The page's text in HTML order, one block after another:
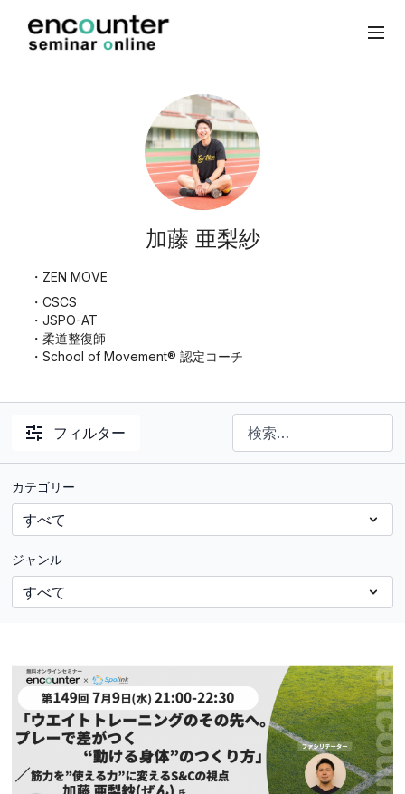
加藤 亜梨紗
・ZEN MOVE
・CSCS
・JSPO-AT
・柔道整復師
・School of Movement® 認定コーチ
フィルター
カテゴリー
ジャンル